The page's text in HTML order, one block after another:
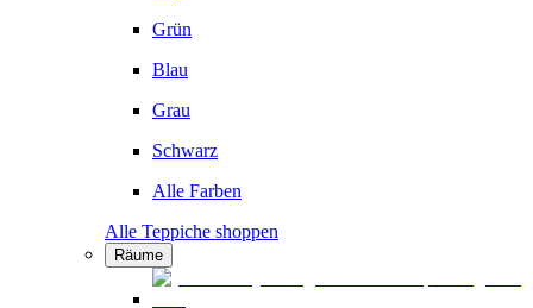
Grün
Blau
Grau
Schwarz
Alle Farben
Alle Teppiche shoppen
Räume